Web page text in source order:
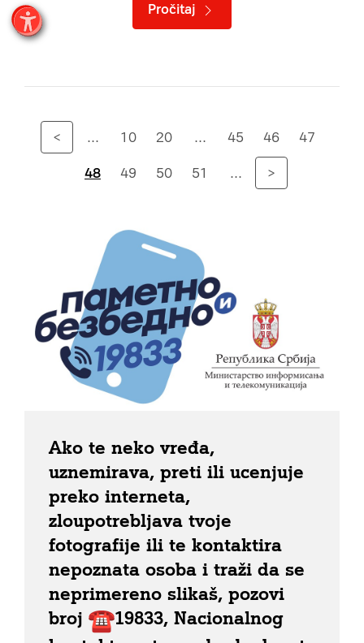
Pročitaj
< ... 10 20 ... 45 46 47
48 49 50 51 ... >
Ako te neko vređa,
uznemirava, preti ili ucenjuje
preko interneta,
zloupotrebljava tvoje
fotografije ili te kontaktira
nepoznata osoba i traži da se
neprimereno slikaš, pozovi
broj
19833, Nacionalnog